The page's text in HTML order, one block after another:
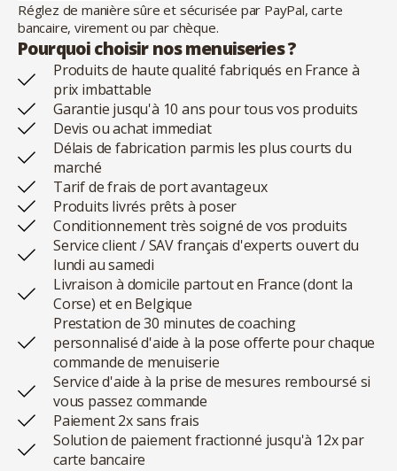
Réglez de manière sûre et sécurisée par PayPal, carte
bancaire, virement ou par chèque.
Pourquoi choisir nos menuiseries ?
Produits de haute qualité fabriqués en France à
prix imbattable
Garantie jusqu'à 10 ans pour tous vos produits
Devis ou achat immediat
Délais de fabrication parmis les plus courts du
marché
Tarif de frais de port avantageux
Produits livrés prêts à poser
Conditionnement très soigné de vos produits
Service client / SAV français d'experts ouvert du
lundi au samedi
Livraison à domicile partout en France (dont la
Corse) et en Belgique
Prestation de 30 minutes de coaching
personnalisé d'aide à la pose offerte pour chaque
commande de menuiserie
Service d'aide à la prise de mesures remboursé si
vous passez commande
Paiement 2x sans frais
Solution de paiement fractionné jusqu'à 12x par
carte bancaire